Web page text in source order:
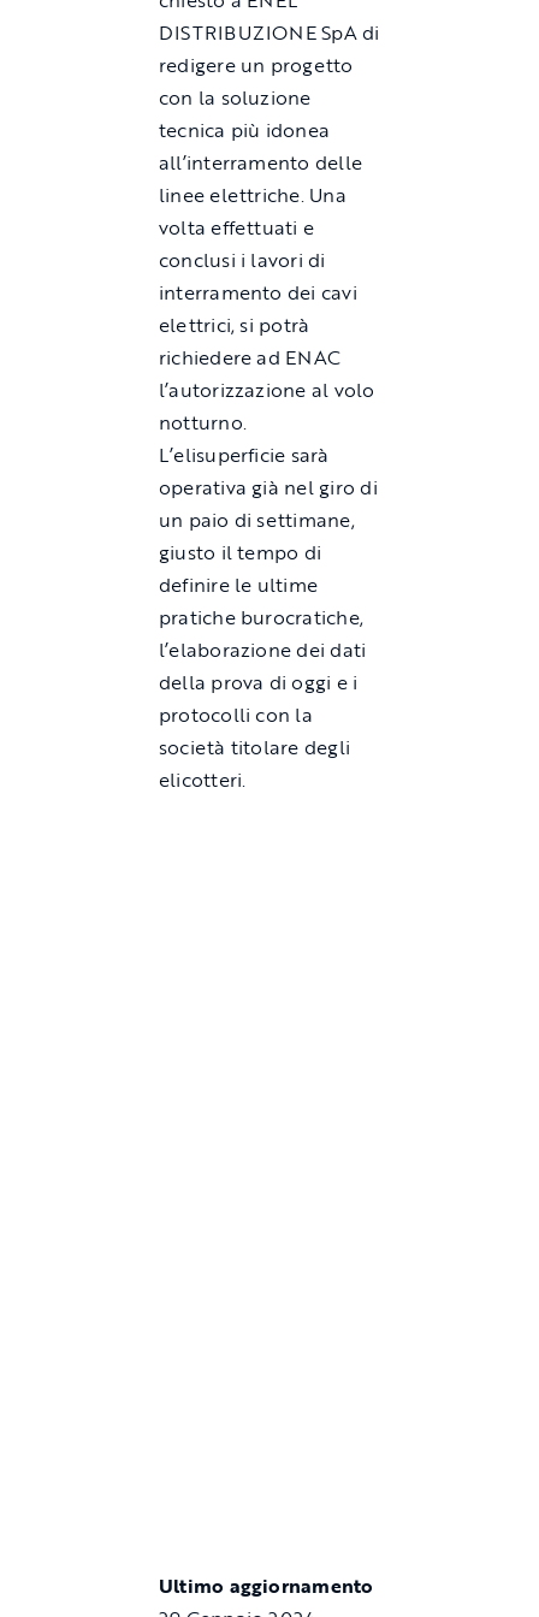
DISTRIBUZIONE SpA di
redigere un progetto
con la soluzione
tecnica più idonea
all’interramento delle
linee elettriche. Una
volta effettuati e
conclusi i lavori di
interramento dei cavi
elettrici, si potrà
richiedere ad ENAC
l’autorizzazione al volo
notturno.
L’elisuperficie sarà
operativa già nel giro di
un paio di settimane,
giusto il tempo di
definire le ultime
pratiche burocratiche,
l’elaborazione dei dati
della prova di oggi e i
protocolli con la
società titolare degli
elicotteri.
Ultimo aggiornamento